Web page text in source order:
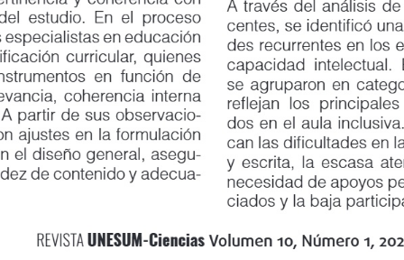
REVISTAUNESUM-CienciasVolumen 10, Número 1, 2026
En el proceso
en educación
curricular, quienes
en función de
coherencia interna
de sus observacio
-
en la formulación
diseño general, asegu
-
de contenido y adecua
-
A través del análisis de las
centes, se identificó una
des recurrentes en los
capacidad intelectual.
se agruparon en
reflejan los principales
dos en el aula inclusiva.
can las dificultades en la
y escrita, la escasa
necesidad de apoyos
ciados y la baja